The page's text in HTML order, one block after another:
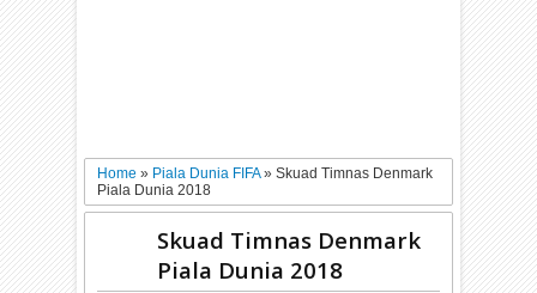
Home» Piala Dunia FIFA»Skuad Timnas Denmark
Piala Dunia 2018
Skuad Timnas Denmark
Piala Dunia 2018